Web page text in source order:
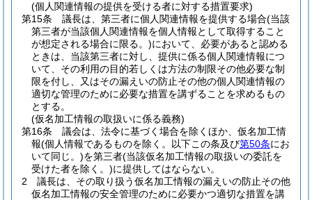
(個人関連情報の提供を受ける者に対する措置要求)
第15条
議長は、第三者に個人関連情報を提供する場合(当該
第三者が当該個人関連情報を個人情報として取得すること
が想定される場合に限る。)において、必要があると認める
ときは、当該第三者に対し、提供に係る個人関連情報につ
いて、その利用の目的若しくは方法の制限その他必要な制
限を付し、又はその漏えいの防止その他の個人関連情報の
適切な管理のために必要な措置を講ずることを求めるもの
とする。
(仮名加工情報の取扱いに係る義務)
第16条
議会は、法令に基づく場合を除くほか、仮名加工情
報(個人情報であるものを除く。以下この条及び第50条にお
いて同じ。)を第三者(当該仮名加工情報の取扱いの委託を
受けた者を除く。)に提供してはならない。
2
議長は、その取り扱う仮名加工情報の漏えいの防止その他
仮名加工情報の安全管理のために必要かつ適切な措置を講